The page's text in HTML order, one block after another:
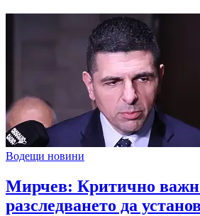
Водещи новини
Мирчев: Критично
разследването да